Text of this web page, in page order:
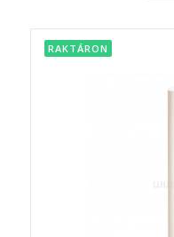
RAKTÁRON